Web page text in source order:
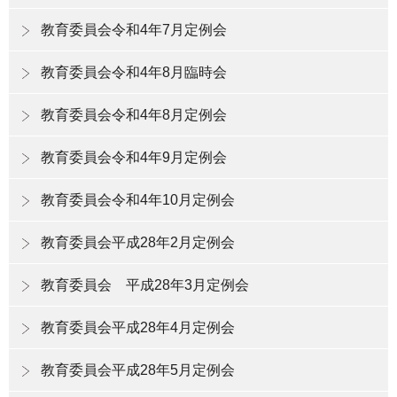
教育委員会令和4年7月定例会
教育委員会令和4年8月臨時会
教育委員会令和4年8月定例会
教育委員会令和4年9月定例会
教育委員会令和4年10月定例会
教育委員会平成28年2月定例会
教育委員会 平成28年3月定例会
教育委員会平成28年4月定例会
教育委員会平成28年5月定例会